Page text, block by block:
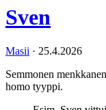
Sven
Masii · 25.4.2026
Semmonen
homo tyyppi.